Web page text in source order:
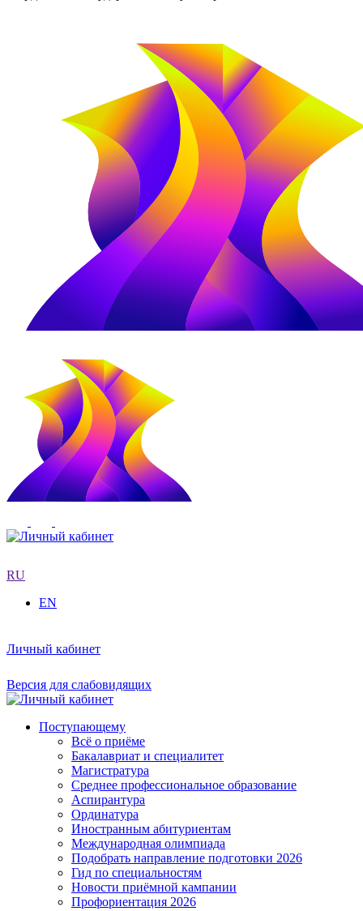
RU
EN
Личный кабинет
Версия для слабовидящих
Поступающему
Всё о приёме
Бакалавриат и специалитет
Магистратура
Среднее профессиональное образование
Аспирантура
Ординатура
Иностранным абитуриентам
Международная олимпиада
Подобрать направление подготовки 2026
Гид по специальностям
Новости приёмной кампании
Профориентация 2026